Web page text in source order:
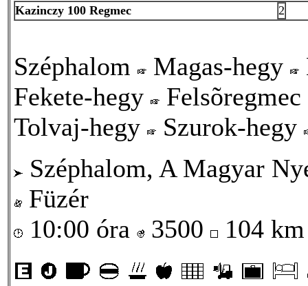
Kazinczy 100 Regmec 2
Széphalom Magas-hegy
Fekete-hegy
Felsõregmec
Tolvaj-hegy
Szurok-hegy
Széphalom, A Magyar
Füzér
10:00 óra
3500 104